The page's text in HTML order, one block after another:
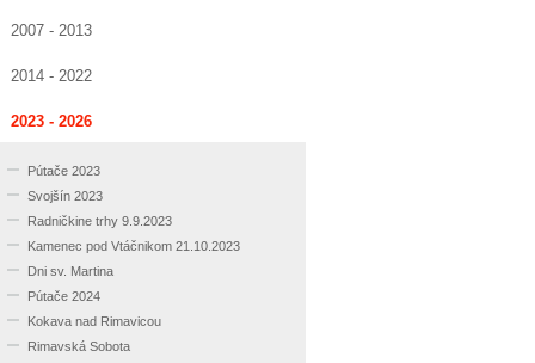
2007 - 2013
2014 - 2022
2023 - 2026
Pútače 2023
Svojšín 2023
Radničkine trhy 9.9.2023
Kamenec pod Vtáčnikom 21.10.2023
Dni sv. Martina
Pútače 2024
Kokava nad Rimavicou
Rimavská Sobota